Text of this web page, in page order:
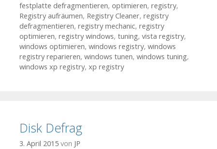
festplatte defragmentieren, optimieren, registry,
Registry aufräumen, Registry Cleaner, registry
defragmentieren, registry mechanic, registry
optimieren, registry windows, tuning, vista registry,
windows optimieren, windows registry, windows
registry reparieren, windows tunen, windows tuning,
windows xp registry, xp registry
Disk Defrag
3. April 2015 von JP